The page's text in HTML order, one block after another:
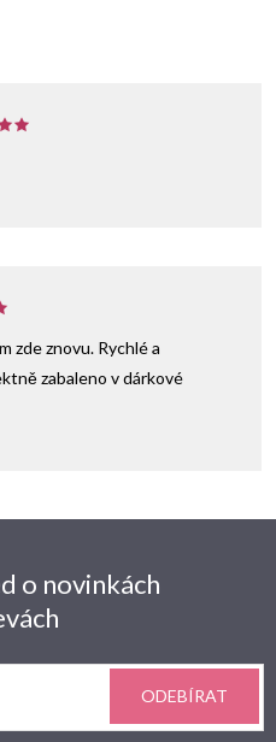
zde znovu. Rychlé a
zabaleno v dárkové
o novinkách
ODEBÍRAT